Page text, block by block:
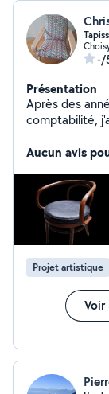
-/
Présentation
Après des
comptabilité, j'ai
Aucun avis
Projet artistique